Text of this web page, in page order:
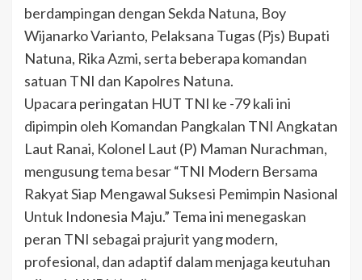
berdampingan dengan Sekda Natuna, Boy
Wijanarko Varianto, Pelaksana Tugas (Pjs) Bupati
Natuna, Rika Azmi, serta beberapa komandan
satuan TNI dan Kapolres Natuna.
Upacara peringatan HUT TNI ke -79 kali ini
dipimpin oleh Komandan Pangkalan TNI Angkatan
Laut Ranai, Kolonel Laut (P) Maman Nurachman,
mengusung tema besar “TNI Modern Bersama
Rakyat Siap Mengawal Suksesi Pemimpin Nasional
Untuk Indonesia Maju.” Tema ini menegaskan
peran TNI sebagai prajurit yang modern,
profesional, dan adaptif dalam menjaga keutuhan